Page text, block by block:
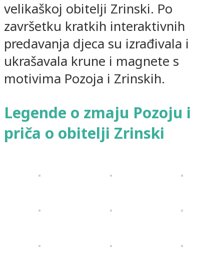
velikaškoj obitelji Zrinski. Po
završetku kratkih interaktivnih
predavanja djeca su izrađivala i
ukrašavala krune i magnete s
motivima Pozoja i Zrinskih.
Legende o zmaju Pozoju i
priča o obitelji Zrinski